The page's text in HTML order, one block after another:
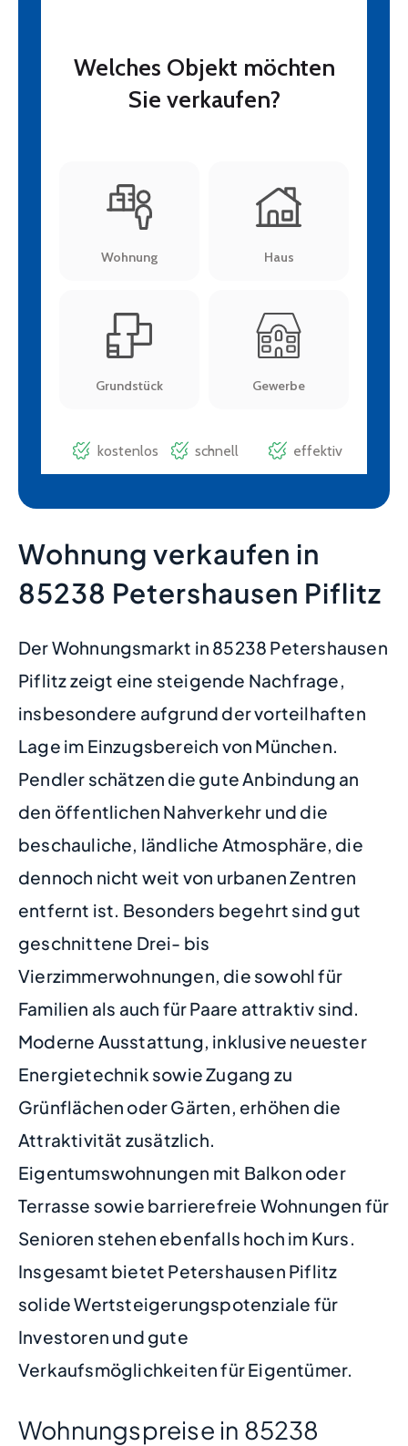
Wohnung verkaufen in
85238 Petershausen Piflitz
Der Wohnungsmarkt in 85238 Petershausen
Piflitz zeigt eine steigende Nachfrage,
insbesondere aufgrund der vorteilhaften
Lage im Einzugsbereich von München.
Pendler schätzen die gute Anbindung an
den öffentlichen Nahverkehr und die
beschauliche, ländliche Atmosphäre, die
dennoch nicht weit von urbanen Zentren
entfernt ist. Besonders begehrt sind gut
geschnittene Drei- bis
Vierzimmerwohnungen, die sowohl für
Familien als auch für Paare attraktiv sind.
Moderne Ausstattung, inklusive neuester
Energietechnik sowie Zugang zu
Grünflächen oder Gärten, erhöhen die
Attraktivität zusätzlich.
Eigentumswohnungen mit Balkon oder
Terrasse sowie barrierefreie Wohnungen für
Senioren stehen ebenfalls hoch im Kurs.
Insgesamt bietet Petershausen Piflitz
solide Wertsteigerungspotenziale für
Investoren und gute
Verkaufsmöglichkeiten für Eigentümer.
Wohnungspreise in 85238